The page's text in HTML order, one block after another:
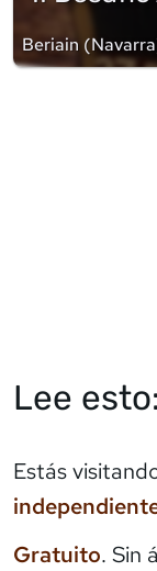
Beriain (Navarra
Lee esto:
Estás
Gratuito. Sin